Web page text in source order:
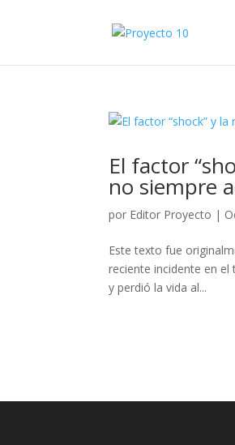
El factor
no siempre
por Editor Proyecto |
Este texto fue
reciente incidente en
y perdió la vida al...